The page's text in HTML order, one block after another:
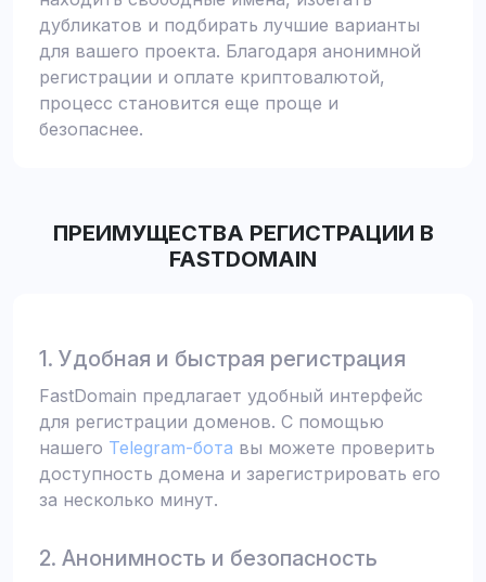
дубликатов и подбирать лучшие варианты
для вашего проекта. Благодаря анонимной
регистрации и оплате криптовалютой,
процесс становится еще проще и
безопаснее.
ПРЕИМУЩЕСТВА РЕГИСТРАЦИИ В
FASTDOMAIN
1. Удобная и быстрая регистрация
FastDomain предлагает удобный интерфейс
для регистрации доменов. С помощью
нашего Telegram-бота вы можете проверить
доступность домена и зарегистрировать его
за несколько минут.
2. Анонимность и безопасность